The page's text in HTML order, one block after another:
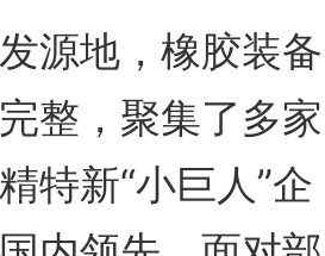
源地，橡胶装备
整，聚集了多家
特新“小巨人”企